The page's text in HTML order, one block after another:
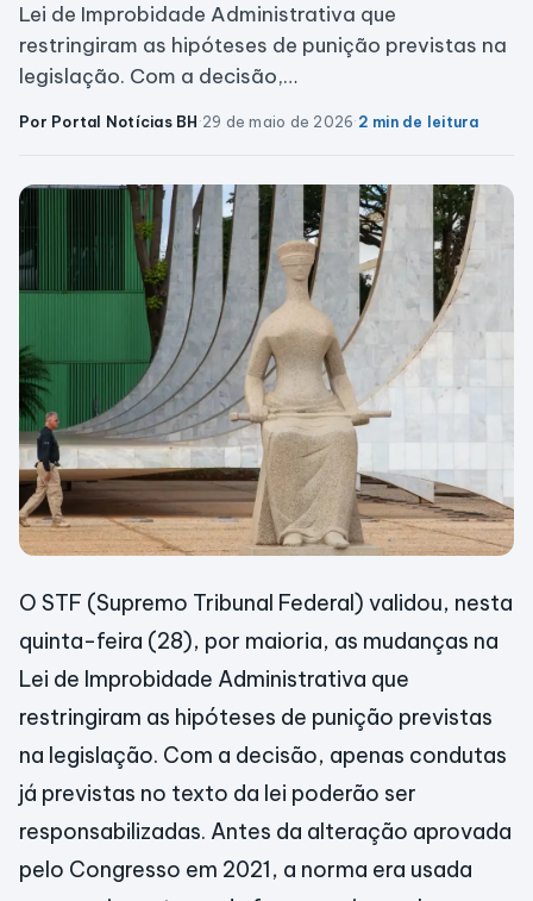
Lei de Improbidade Administrativa que
restringiram as hipóteses de punição previstas na
legislação. Com a decisão,…
Por Portal Notícias BH·29 de maio de 2026·2 min de leitura
O STF (Supremo Tribunal Federal) validou, nesta
quinta-feira (28), por maioria, as mudanças na
Lei de Improbidade Administrativa que
restringiram as hipóteses de punição previstas
na legislação. Com a decisão, apenas condutas
já previstas no texto da lei poderão ser
responsabilizadas. Antes da alteração aprovada
pelo Congresso em 2021, a norma era usada